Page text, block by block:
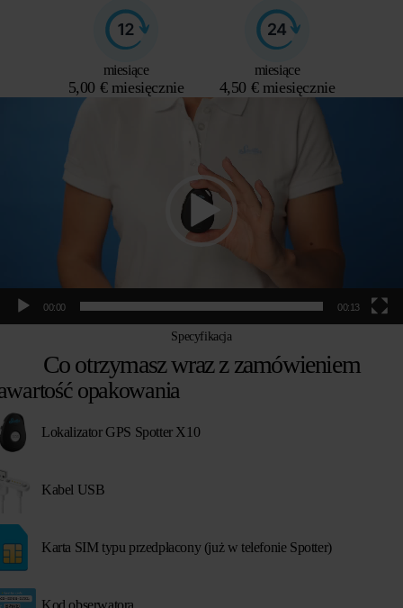
miesiące
5,00 € miesięcznie
miesiące
4,50 € miesięcznie
00:00 00:13
Specyfikacja
Co otrzymasz wraz z zamówieniem
opakowania
Lokalizator GPS Spotter X10
Kabel USB
Karta SIM typu przedpłacony (już w telefonie Spotter)
Kod obserwatora